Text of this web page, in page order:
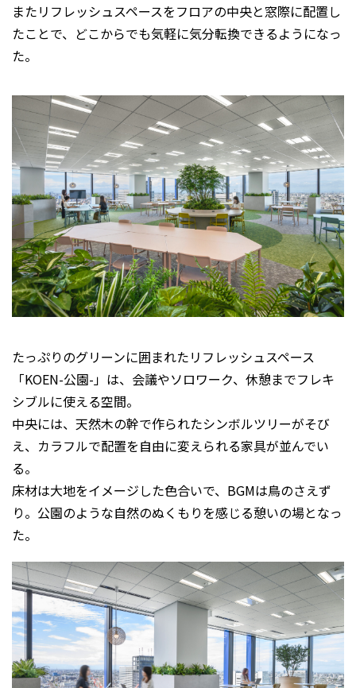
またリフレッシュスペースをフロアの中央と窓際に配置し
たことで、どこからでも気軽に気分転換できるようになっ
た。
たっぷりのグリーンに囲まれたリフレッシュスペース
「KOEN-公園-」は、会議やソロワーク、休憩までフレキ
シブルに使える空間。
中央には、天然木の幹で作られたシンボルツリーがそび
え、カラフルで配置を自由に変えられる家具が並んでい
る。
床材は大地をイメージした色合いで、BGMは鳥のさえず
り。公園のような自然のぬくもりを感じる憩いの場となっ
た。